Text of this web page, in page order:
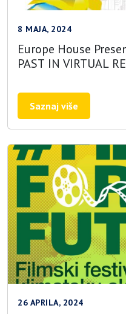
8 MAJA, 2024
Europe House
PAST IN VIRTUAL
Saznaj više
26 APRILA, 2024